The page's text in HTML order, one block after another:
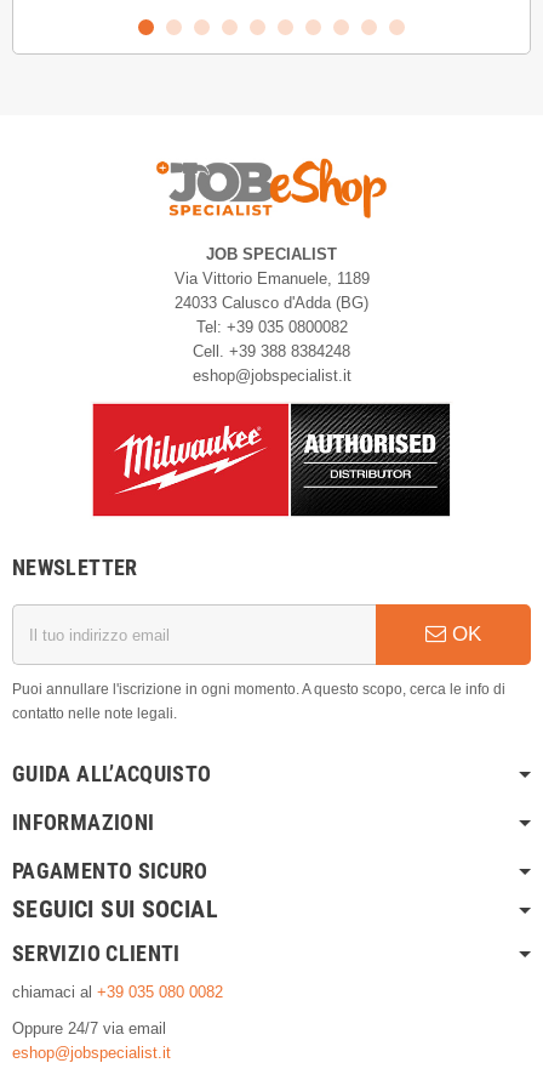
JOB SPECIALIST
Via Vittorio Emanuele, 1189
24033 Calusco d'Adda (BG)
Tel: +39 035 0800082
Cell. +39 388 8384248
eshop@jobspecialist.it
NEWSLETTER
OK
Puoi annullare l'iscrizione in ogni momento. A questo scopo, cerca le info di
contatto nelle note legali.
GUIDA ALL’ACQUISTO
INFORMAZIONI
PAGAMENTO SICURO
SEGUICI SUI SOCIAL
SERVIZIO CLIENTI
chiamaci al +39 035 080 0082
Oppure 24/7 via email
eshop@jobspecialist.it